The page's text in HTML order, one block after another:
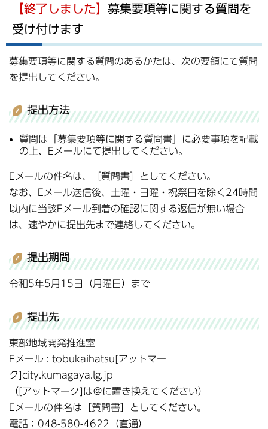
【終了しました】 募集要項等に関する質問を
受け付けます
募集要項等に関する質問のあるかたは、次の要領にて質問
を提出してください。
提出方法
質問は「募集要項等に関する質問書」に必要事項を記載
の上、Eメールにて提出してください。
Eメールの件名は、［質問書］としてください。
なお、Eメール送信後、土曜・日曜・祝祭日を除く24時間
以内に当該Eメール到着の確認に関する返信が無い場合
は、速やかに提出先まで連絡してください。
提出期間
令和5年5月15日（月曜日）まで
提出先
東部地域開発推進室
Eメール : tobukaihatsu[アットマー
ク]city.kumagaya.lg.jp
（[アットマーク]は＠に置き換えてください）
Eメールの件名は［質問書］としてください。
電話：048-580-4622（直通）